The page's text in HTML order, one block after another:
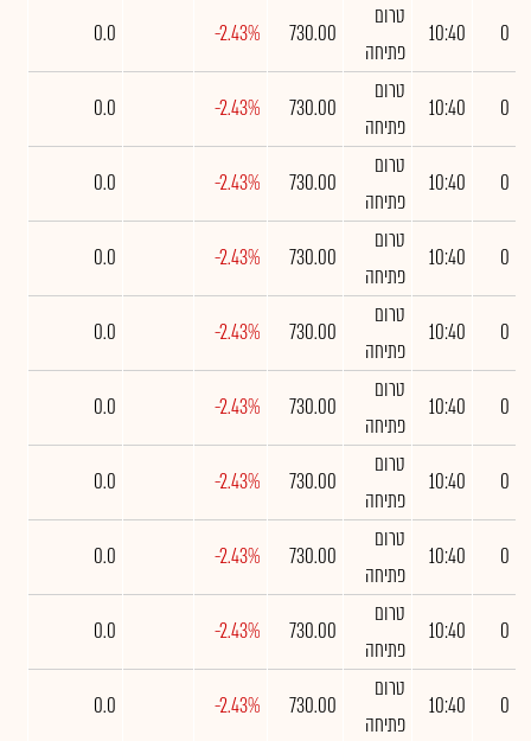
0
10:40
טרום
פתיחה
730.00
-2.43%
0.0
0
10:40
טרום
פתיחה
730.00
-2.43%
0.0
0
10:40
טרום
פתיחה
730.00
-2.43%
0.0
0
10:40
טרום
פתיחה
730.00
-2.43%
0.0
0
10:40
טרום
פתיחה
730.00
-2.43%
0.0
0
10:40
טרום
פתיחה
730.00
-2.43%
0.0
0
10:40
טרום
פתיחה
730.00
-2.43%
0.0
0
10:40
טרום
פתיחה
730.00
-2.43%
0.0
0
10:40
טרום
פתיחה
730.00
-2.43%
0.0
0
10:40
טרום
פתיחה
730.00
-2.43%
0.0